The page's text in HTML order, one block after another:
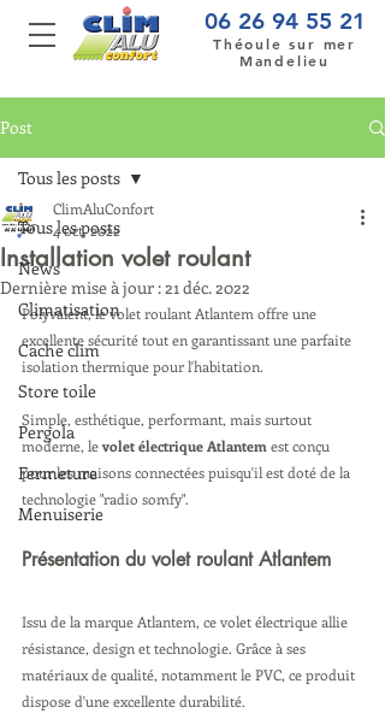
06 26 94 55 21
Théoule sur mer
Mandelieu
Post
Tous les posts
News
Climatisation
Cache clim
Store toile
Pergola
Fermeture
Menuiserie
Tous les posts
Installation volet roulant
ClimAluConfort
4 oct. 2022
Dernière mise à jour :21 déc. 2022
Polyvalent, le volet roulant Atlantem offre une
excellente sécurité tout en garantissant une parfaite
isolation thermique pour l'habitation.
Simple, esthétique, performant, mais surtout
moderne, le volet électrique Atlantem est conçu
pour les maisons connectées puisqu'il est doté de la
technologie "radio somfy".
Présentation du volet roulant Atlantem
Issu de la marque Atlantem, ce volet électrique allie
résistance, design et technologie. Grâce à ses
matériaux de qualité, notamment le PVC, ce produit
dispose d'une excellente durabilité.